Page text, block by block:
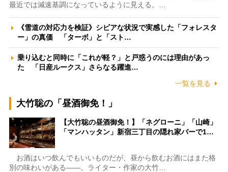
最近では減速基調になっているように見える。…
《雪道の対応力を検証》シビアな状況で実感した「フォレスタ
ー」の真価 「ターボ」と「スト…
乗り込むと同時に「これが軽？」と戸惑うのには理由があっ
た 「日産ルークス」さらなる躍進…
一覧を見る
大竹聡の「昼酒御免！」
【大竹聡の昼酒御免！】「ネグローニ」「山崎」
「マンハッタン」新宿三丁目の隠れ家バーで1…
お酒はいつ飲んでもいいものだが、昼から飲むお酒にはまた格
別の味わいがある――。ライター・作家の大竹…